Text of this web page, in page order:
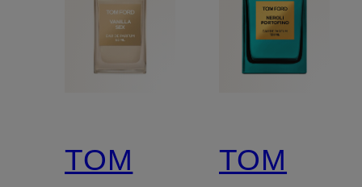
TOM TOM